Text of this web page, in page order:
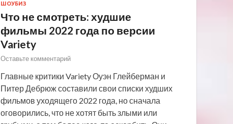
ШОУБИЗ
Что не смотреть: худшие
фильмы 2022 года по версии
Variety
Оставьте комментарий
Главные критики Variety Оуэн Глейберман и
Питер Дебрюж составили свои списки худших
фильмов уходящего 2022 года, но сначала
оговорились, что не хотят быть злыми или